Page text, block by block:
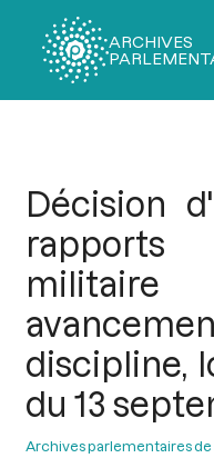
ARCHIVES
Décision
discipline,
du 13
Archives parlementaires de